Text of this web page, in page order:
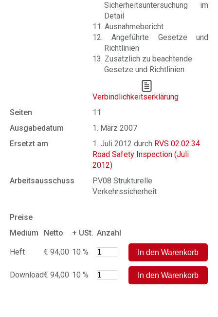
Sicherheitsuntersuchung im
Detail
11. Ausnahmebericht
12. Angeführte Gesetze und
Richtlinien
13. Zusätzlich zu beachtende
Gesetze und Richtlinien
Verbindlichkeitserklärung
Seiten
11
Ausgabedatum
1. März 2007
Ersetzt am
1. Juli 2012 durch RVS 02.02.34
Road Safety Inspection (Juli
2012)
Arbeitsausschuss
PV08 Strukturelle
Verkehrssicherheit
Preise
Medium
Netto + USt. Anzahl
Heft € 94,00 10 %
Download€ 94,00 10 %